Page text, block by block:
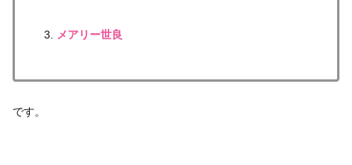
メアリー世良
です。